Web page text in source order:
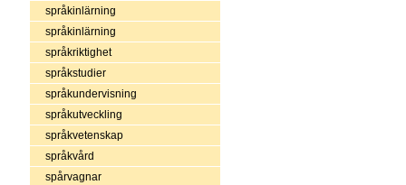
språkinlärning
språkinlärning
språkriktighet
språkstudier
språkundervisning
språkutveckling
språkvetenskap
språkvård
spårvagnar